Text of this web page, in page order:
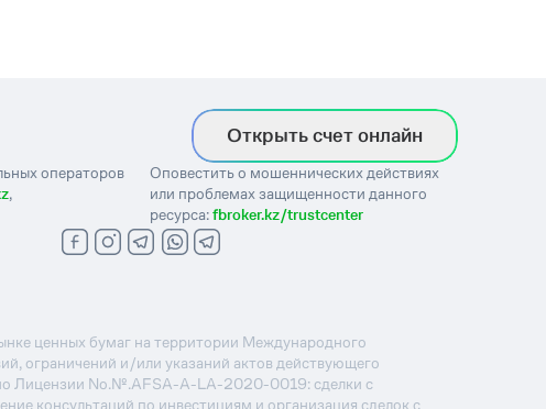
Открыть счет онлайн
операторов
,
Оповестить о мошеннических действиях
или проблемах защищенности данного
ресурса:fbroker.kz/trustcenter
ценных бумаг на территории Международного
ограничений и/или указаний актов действующего
Лицензии No.№.AFSA-A-LA-2020-0019: сделки с
консультаций по инвестициям и организация сделок с